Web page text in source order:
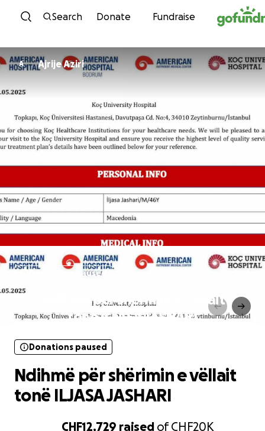
Skip to content
Search Donate Fundraise
A Ajrije Aziri
Donations paused
Ndihmë për shërimin e vëllait
tonë ILJASA JASHARI
CHF12,729 raised ofCHF20K
Donations paused
Ndihmë për shërimin e vëllait
tonë ILJASA JASHARI